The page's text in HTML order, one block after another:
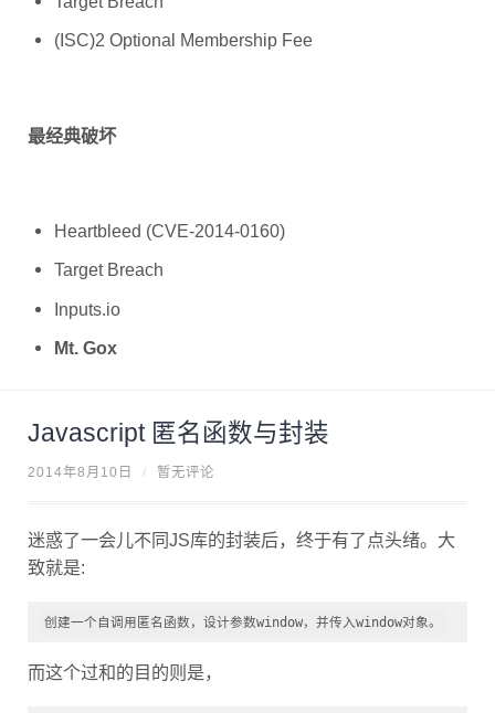
(ISC)2 Optional Membership Fee
最经典破坏
Heartbleed (CVE-2014-0160)
Target Breach
Inputs.io
Mt. Gox
Javascript 匿名函数与封装
2014年8月10日 暂无评论
迷惑了一会儿不同JS库的封装后，终于有了点头绪。大
致就是:
而这个过和的目的则是，